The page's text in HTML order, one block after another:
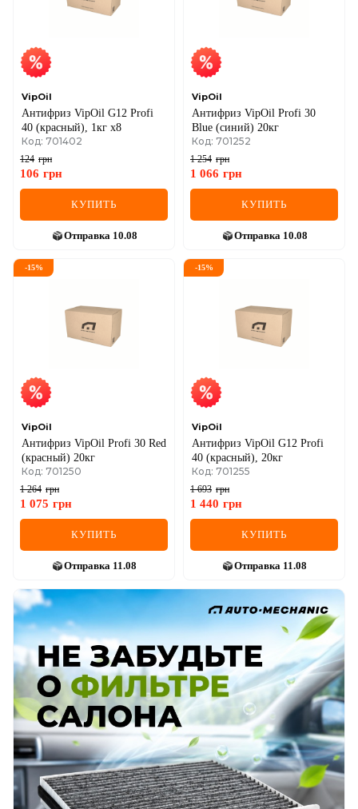
VipOil
Антифриз VipOil G12 Profi
40 (красный), 1кг х8
Код: 701402
124 грн
106 грн
КУПИТЬ
Отправка 10.08
VipOil
Антифриз VipOil Profi 30
Blue (синий) 20кг
Код: 701252
1 254 грн
1 066 грн
КУПИТЬ
Отправка 10.08
-15%
VipOil
Антифриз VipOil Profi 30 Red
(красный) 20кг
Код: 701250
1 264 грн
1 075 грн
КУПИТЬ
Отправка 11.08
-15%
VipOil
Антифриз VipOil G12 Profi
40 (красный), 20кг
Код: 701255
1 693 грн
1 440 грн
КУПИТЬ
Отправка 11.08